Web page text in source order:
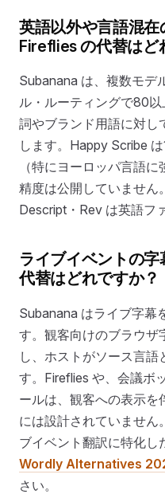
英語以外や言語混
Fireflies の代替はど
Subanana は、複数モデ
ル・ルーティングで80
詞やブランド用語に対し
します。Happy Scribe
（特にヨーロッパ言語
精度は公開していません
Descript・Rev は英語フ
ライブイベントの
代替はどれですか？
Subanana はライブ字幕
す。観客向けのブラウザ
し、ホストがソース言語
す。Fireflies や、会議ボ
ールは、観客への表示を
には設計されていません
ブイベント翻訳に特化し
Wordly Alternatives
さい。